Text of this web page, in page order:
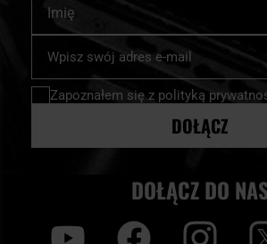
nasz
newsletter:
Zapoznałem się z polityką
DOŁĄCZ
DOŁĄCZ DO